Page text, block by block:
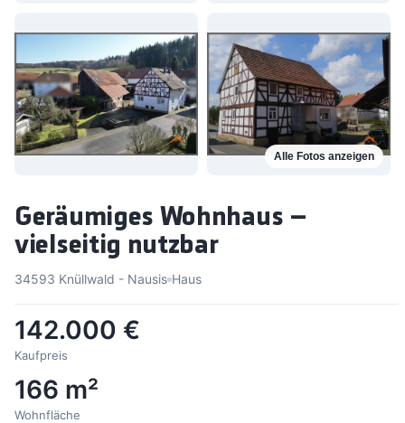
Alle Fotos anzeigen
Geräumiges Wohnhaus –
vielseitig nutzbar
34593 Knüllwald - Nausis Haus
142.000 €
Kaufpreis
166 m²
Wohnfläche